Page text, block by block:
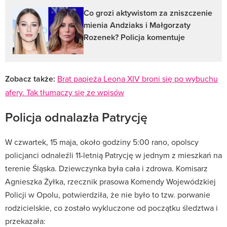
Co grozi aktywistom za zniszczenie
mienia Andziaks i Małgorzaty
Rozenek? Policja komentuje
Zobacz także: Brat papieża Leona XIV broni się po wybuchu
afery. Tak tłumaczy się ze wpisów
Policja odnalazła Patrycję
W czwartek, 15 maja, około godziny 5:00 rano, opolscy
policjanci odnaleźli 11-letnią Patrycję w jednym z mieszkań na
terenie Śląska. Dziewczynka była cała i zdrowa. Komisarz
Agnieszka Żyłka, rzecznik prasowa Komendy Wojewódzkiej
Policji w Opolu, potwierdziła, że nie było to tzw. porwanie
rodzicielskie, co zostało wykluczone od początku śledztwa i
przekazała: